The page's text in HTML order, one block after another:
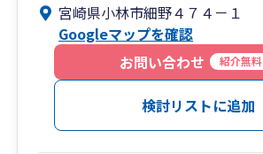
宮崎県小林市細野４７４－１
Googleマップを確認
お問い合わせ
紹介無料
検討リストに追加